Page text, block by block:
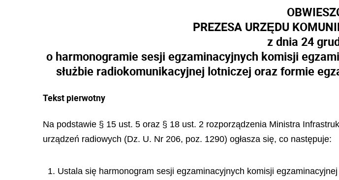
PREZESA URZĘDU
z dnia 24
o harmonogramie sesji egzaminacyjnych komisji
służbie radiokomunikacyjnej lotniczej oraz formie
Tekst pierwotny
Na podstawie § 15 ust. 5 oraz § 18 ust. 2 rozporządzenia Ministra
urządzeń radiowych (Dz. U. Nr 206, poz. 1290) ogłasza się, co następuje:
1. Ustala się harmonogram sesji egzaminacyjnych komisji